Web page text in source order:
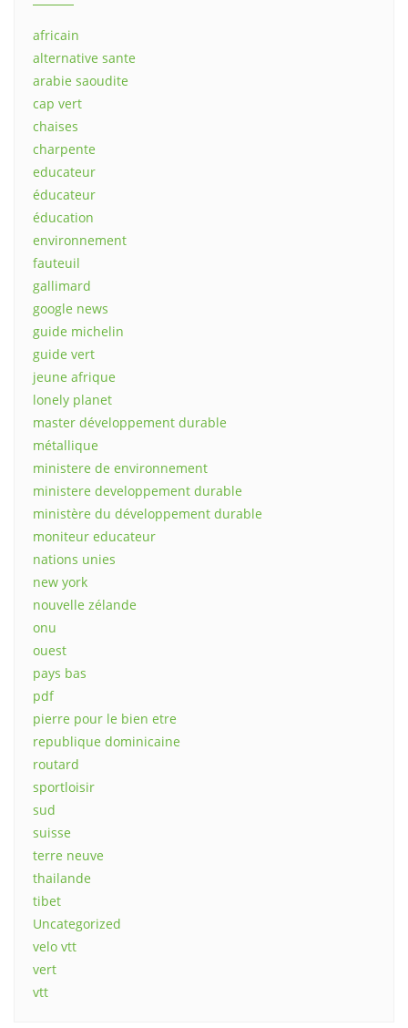
africain
alternative sante
arabie saoudite
cap vert
chaises
charpente
educateur
éducateur
éducation
environnement
fauteuil
gallimard
google news
guide michelin
guide vert
jeune afrique
lonely planet
master développement durable
métallique
ministere de environnement
ministere developpement durable
ministère du développement durable
moniteur educateur
nations unies
new york
nouvelle zélande
onu
ouest
pays bas
pdf
pierre pour le bien etre
republique dominicaine
routard
sportloisir
sud
suisse
terre neuve
thailande
tibet
Uncategorized
velo vtt
vert
vtt